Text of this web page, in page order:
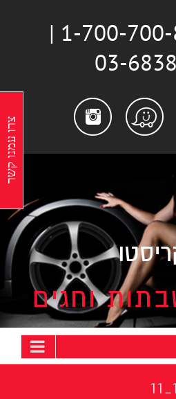
חייגו: 1-700-700-810 |
03-
Waze
צרו עמנו קשר